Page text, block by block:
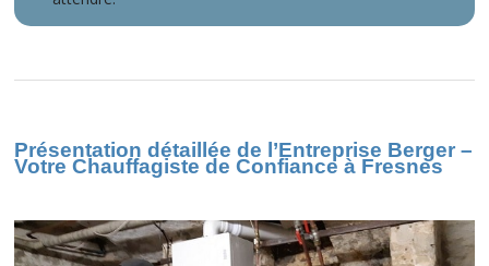
Présentation détaillée de l’Entreprise Berger –
Votre Chauffagiste de Confiance à Fresnes